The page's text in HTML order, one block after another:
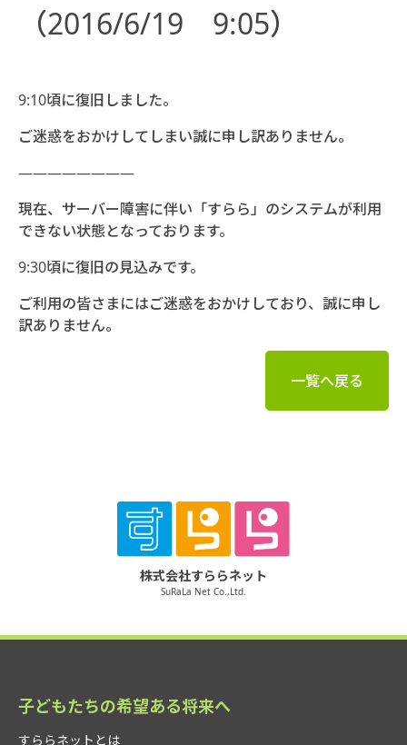
（2016/6/19 9:05）
9:10頃に復旧しました。
ご迷惑をおかけしてしまい誠に申し訳ありません。
————————
現在、サーバー障害に伴い「すらら」のシステムが利用
できない状態となっております。
9:30頃に復旧の見込みです。
ご利用の皆さまにはご迷惑をおかけしており、誠に申し
訳ありません。
一覧へ戻る
株式会社すららネット
SuRaLa Net Co.,Ltd.
子どもたちの希望ある将来へ
すららネットとは